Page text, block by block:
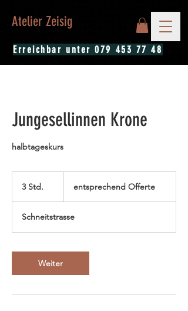
Erreichbar unter079 453 77 48
Atelier Zeisig
Jungesellinnen Krone
halbtageskurs
3 Std.
d
.
entsprechend Offerte
Schneitstrasse
Weiter